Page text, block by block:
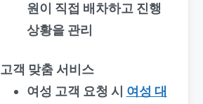
원이 직접 배차하고 진행
상황을 관리
고객 맞춤 서비스
여성 고객 요청 시 여성 대